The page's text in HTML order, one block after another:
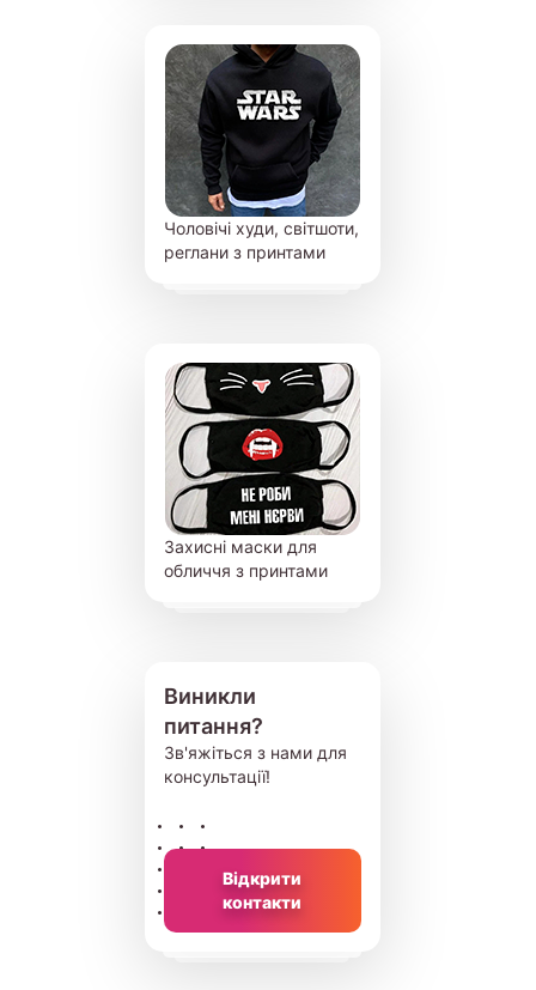
Чоловічі худи, світшоти,
реглани з принтами
Захисні маски для
обличчя з принтами
Виникли
питання?
Зв'яжіться з нами для
консультації!
Відкрити
контакти